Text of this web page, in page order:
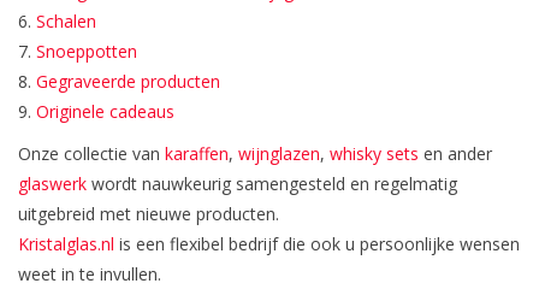
6. Schalen
7. Snoeppotten
8. Gegraveerde producten
9. Originele cadeaus
Onze collectie van karaffen, wijnglazen, whisky sets en ander
glaswerk wordt nauwkeurig samengesteld en regelmatig
uitgebreid met nieuwe producten.
Kristalglas.nl is een flexibel bedrijf die ook u persoonlijke wensen
weet in te invullen.